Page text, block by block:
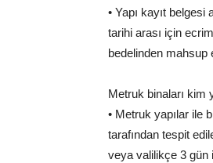
• Yapı kayıt belgesi
tarihi arası için
bedelinden mahsup
Metruk binaları kim
• Metruk yapılar ile
tarafından tespit
veya valilikçe 3 gün